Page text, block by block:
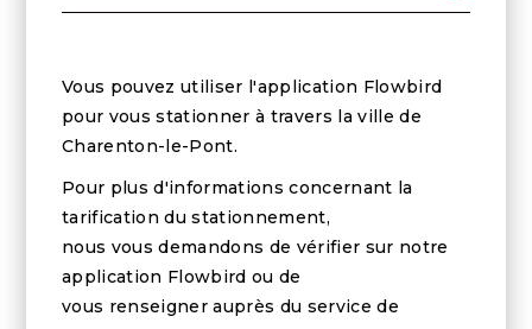
Vous pouvez utiliser l'application Flowbird
pour vous stationner à travers la ville de
Charenton-le-Pont.
Pour plus d'informations concernant la
tarification du stationnement,
nous vous demandons de vérifier sur notre
application Flowbird ou de
vous renseigner auprès du service de